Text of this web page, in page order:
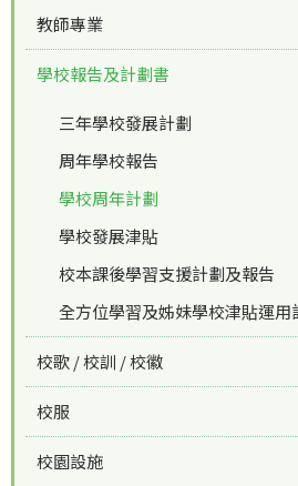
教師專業
學校報告及計劃書
三年學校發展計劃
周年學校報告
學校周年計劃
學校發展津貼
校本課後學習支援計劃及報告
全方位學習及姊妹學校津貼運用
校歌 / 校訓 / 校徽
校服
校園設施